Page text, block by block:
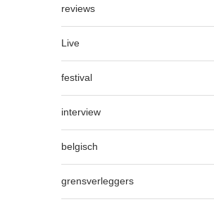
reviews
Live
festival
interview
belgisch
grensverleggers